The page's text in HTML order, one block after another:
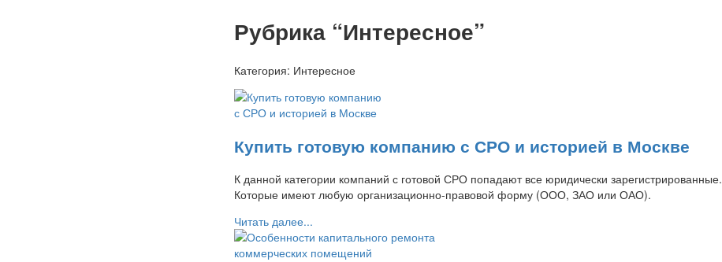
Рубрика “Интересное”
Категория: Интересное
Купить готовую компанию с СРО и историей в Москве
К данной категории компаний с готовой СРО попадают все юридически зарегистрированные.
Которые имеют любую организационно-правовой форму (ООО, ЗАО или ОАО).
Читать далее...